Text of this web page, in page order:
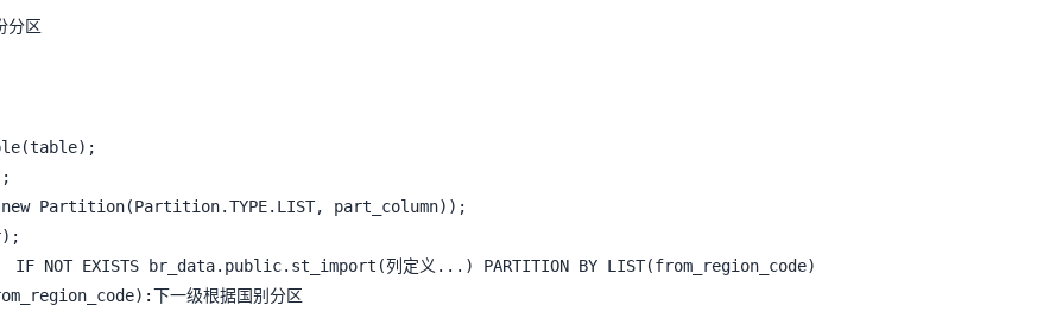
分区
Partition(Partition.TYPE.LIST, part_column));
IF NOT EXISTS br_data.public.st_import(列定义...) PARTITION BY LIST(from_region_code)
下一级根据国别分区